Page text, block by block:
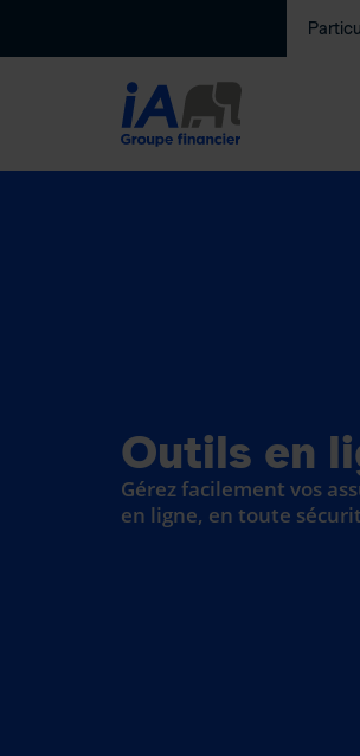
Outils en
Gérez facilement vos
en ligne, en toute